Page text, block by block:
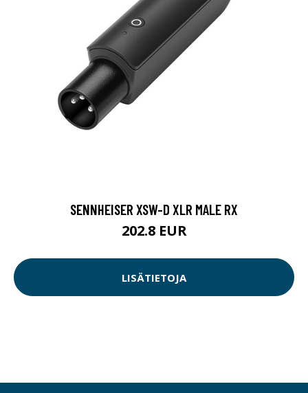
SENNHEISER XSW-D XLR MALE RX
202.8 EUR
LISÄTIETOJA